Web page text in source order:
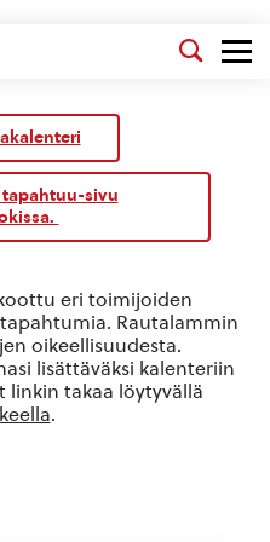
sivu
eri toimijoiden
Rautalammin
oikeellisuudesta.
lisättäväksi kalenteriin
takaa löytyvällä
.